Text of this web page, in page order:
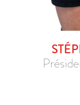
514